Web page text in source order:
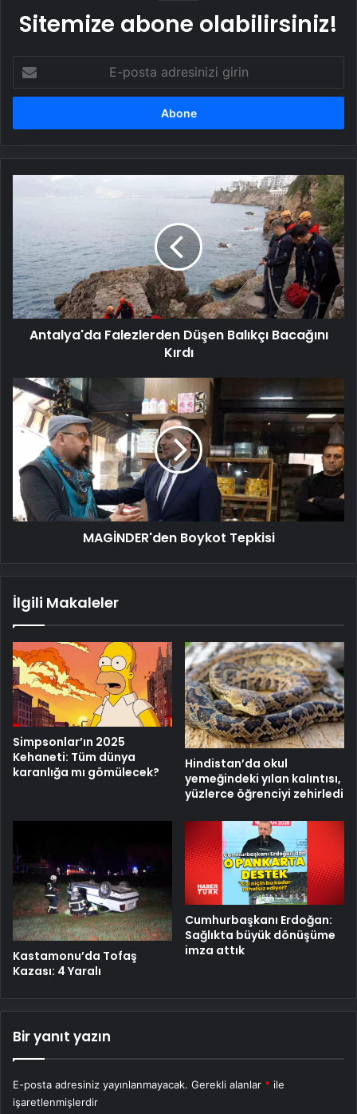
Sitemize abone olabilirsiniz!
posta
adresinizi
Antalya'da
Falezlerden
Bacağını
Kırdı
Antalya'da Falezlerden Düşen Balıkçı Bacağını
Kırdı
MAGİNDER'den
Boykot
Tepkisi
MAGİNDER'den Boykot Tepkisi
İlgili Makaleler
Simpsonlar’ın 2025
Kehaneti: Tüm dünya
karanlığa mı gömülecek?
Hindistan’da okul
yemeğindeki yılan kalıntısı,
yüzlerce öğrenciyi zehirledi
Kastamonu’da Tofaş
Kazası: 4 Yaralı
Cumhurbaşkanı Erdoğan:
Sağlıkta büyük dönüşüme
imza attık
Bir yanıt yazın
E-posta adresiniz yayınlanmayacak. Gerekli alanlar * ile
işaretlenmişlerdir